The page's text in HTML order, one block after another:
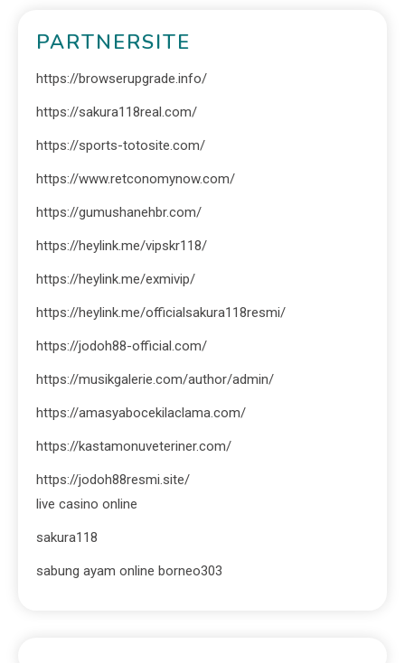
PARTNERSITE
https://browserupgrade.info/
https://sakura118real.com/
https://sports-totosite.com/
https://www.retconomynow.com/
https://gumushanehbr.com/
https://heylink.me/vipskr118/
https://heylink.me/exmivip/
https://heylink.me/officialsakura118resmi/
https://jodoh88-official.com/
https://musikgalerie.com/author/admin/
https://amasyabocekilaclama.com/
https://kastamonuveteriner.com/
https://jodoh88resmi.site/
live casino online
sakura118
sabung ayam online borneo303